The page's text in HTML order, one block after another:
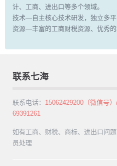
计、工商、进出口等多个领域。
技术—自主核心技术研发，独立多平
资源—丰富的工商财税资源、优秀的
联系七海
联系电话： 15062429200（微信号
69391261
如有工商、财税、商标、进出口问
员处理